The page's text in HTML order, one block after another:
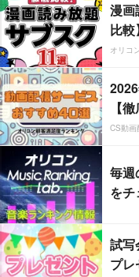
漫画
比較
オリコ
【
CS動画
毎週
をチ
試写
プレ